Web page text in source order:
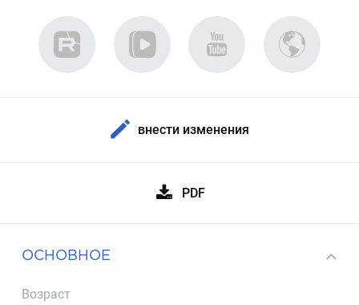
внести изменения
PDF
ОСНОВНОЕ
Возраст